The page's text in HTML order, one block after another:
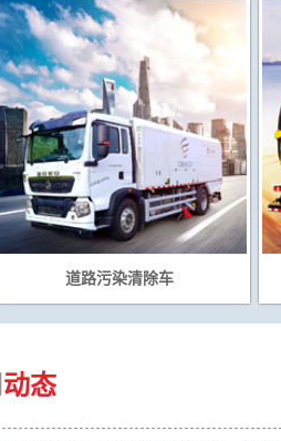
道路污染清除车
动态